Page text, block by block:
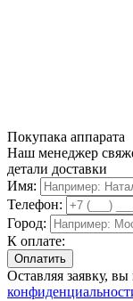
Покупака аппарата
Наш менеджер
детали доставки
Имя:
Телефон:
Город:
К оплате:
Оставляя заявку,